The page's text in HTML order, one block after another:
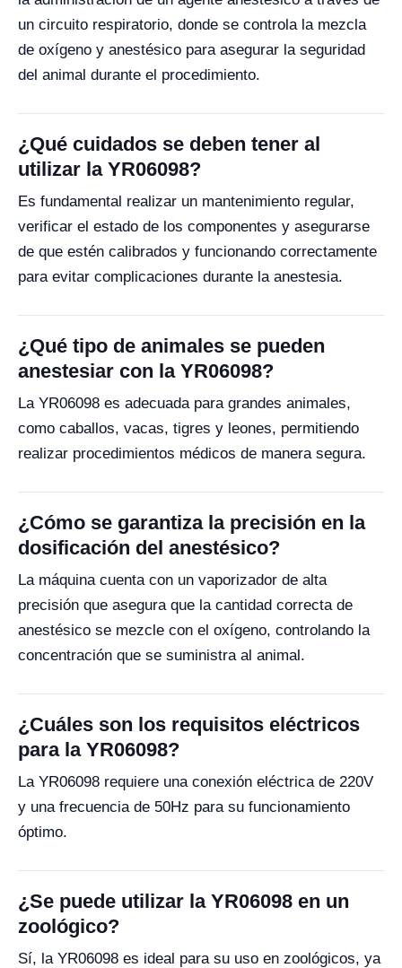
un circuito respiratorio, donde se controla la mezcla
de oxígeno y anestésico para asegurar la seguridad
del animal durante el procedimiento.
¿Qué cuidados se deben tener al
utilizar la YR06098?
Es fundamental realizar un mantenimiento regular,
verificar el estado de los componentes y asegurarse
de que estén calibrados y funcionando correctamente
para evitar complicaciones durante la anestesia.
¿Qué tipo de animales se pueden
anestesiar con la YR06098?
La YR06098 es adecuada para grandes animales,
como caballos, vacas, tigres y leones, permitiendo
realizar procedimientos médicos de manera segura.
¿Cómo se garantiza la precisión en la
dosificación del anestésico?
La máquina cuenta con un vaporizador de alta
precisión que asegura que la cantidad correcta de
anestésico se mezcle con el oxígeno, controlando la
concentración que se suministra al animal.
¿Cuáles son los requisitos eléctricos
para la YR06098?
La YR06098 requiere una conexión eléctrica de 220V
y una frecuencia de 50Hz para su funcionamiento
óptimo.
¿Se puede utilizar la YR06098 en un
zoológico?
Sí, la YR06098 es ideal para su uso en zoológicos, ya